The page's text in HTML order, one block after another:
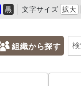
黒 文字サイズ 拡大
組織から探す